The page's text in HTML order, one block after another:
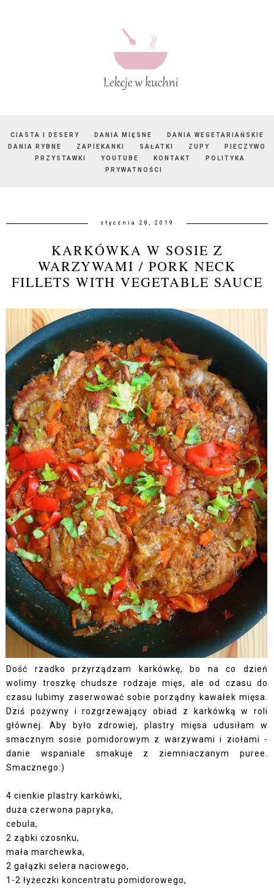
CIASTA I DESERY DANIA MIĘSNE
DANIA WEGETARIAŃSKIE
DANIA RYBNE
ZAPIEKANKI SAŁATKI ZUPY
PIECZYWO
PRZYSTAWKI
YOUTUBE KONTAKT
POLITYKA
PRYWATNOŚCI
stycznia 28, 2019
KARKÓWKA W SOSIE Z
WARZYWAMI / PORK NECK
FILLETS WITH VEGETABLE SAUCE
Dość rzadko przyrządzam karkówkę, bo na co dzień
wolimy troszkę chudsze rodzaje mięs, ale od czasu do
czasu lubimy zaserwować sobie porządny kawałek mięsa.
Dziś pożywny i rozgrzewający obiad z karkówką w roli
głównej. Aby było zdrowiej, plastry mięsa udusiłam w
smacznym sosie pomidorowym z warzywami i ziołami -
danie wspaniale smakuje z ziemniaczanym puree.
Smacznego:)
4 cienkie plastry karkówki,
duża czerwona papryka,
cebula,
2 ząbki czosnku,
mała marchewka,
2 gałązki selera naciowego,
1-2 łyżeczki koncentratu pomidorowego,